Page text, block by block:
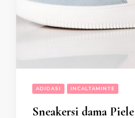
ADIDASI INCALTAMINTE
Sneakersi dama